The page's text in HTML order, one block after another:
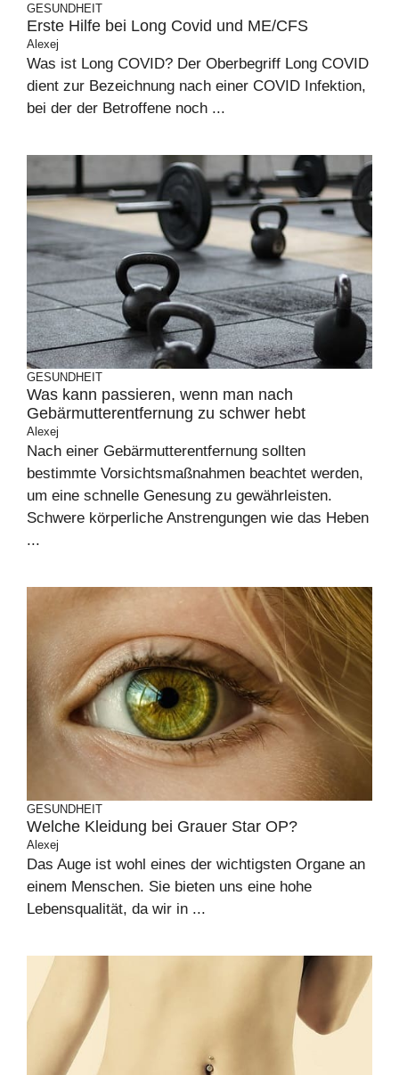
GESUNDHEIT
Erste Hilfe bei Long Covid und ME/CFS
Alexej
Was ist Long COVID? Der Oberbegriff Long COVID
dient zur Bezeichnung nach einer COVID Infektion,
bei der der Betroffene noch ...
GESUNDHEIT
Was kann passieren, wenn man nach
Gebärmutterentfernung zu schwer hebt
Alexej
Nach einer Gebärmutterentfernung sollten
bestimmte Vorsichtsmaßnahmen beachtet werden,
um eine schnelle Genesung zu gewährleisten.
Schwere körperliche Anstrengungen wie das Heben
...
GESUNDHEIT
Welche Kleidung bei Grauer Star OP?
Alexej
Das Auge ist wohl eines der wichtigsten Organe an
einem Menschen. Sie bieten uns eine hohe
Lebensqualität, da wir in ...